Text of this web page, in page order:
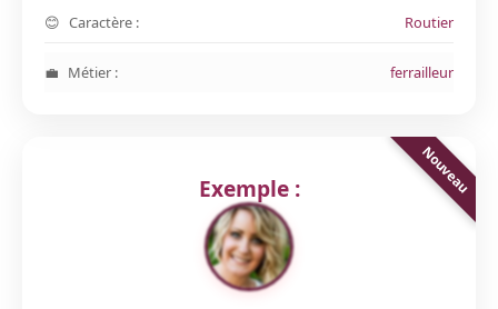
Caractère : Routier
Métier : ferrailleur
Exemple :